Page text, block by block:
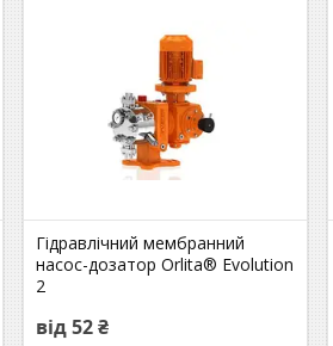
Гідравлічний мембранний
насос-дозатор Orlita® Evolution
2
від 52 ₴